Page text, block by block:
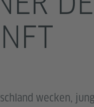
wecken,